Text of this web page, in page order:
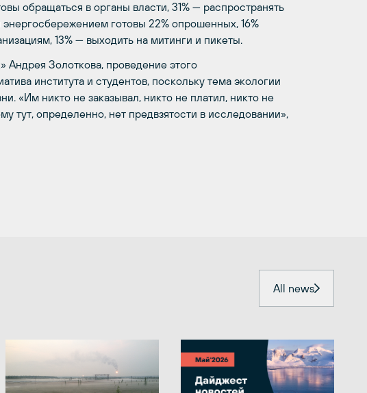
обращаться в органы власти, 31% — распространять
готовы 22% опрошенных, 16%
13% — выходить на митинги и пикеты.
Золоткова, проведение этого
института и студентов, поскольку тема экологии
«Им никто не заказывал, никто не платил, никто не
тут, определенно, нет предвзятости в исследовании»,
All news